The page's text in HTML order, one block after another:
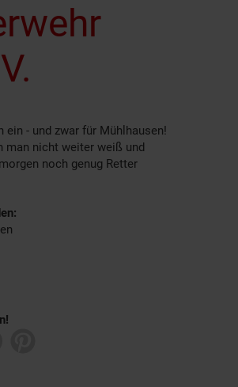
- und zwar für Mühlhausen!
man nicht weiter weiß und
noch genug Retter